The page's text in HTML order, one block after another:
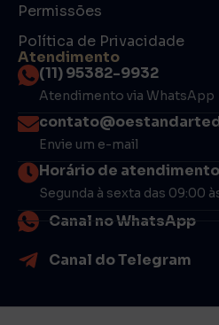
Permissões
Política de Privacidade
Atendimento
(11) 95382-9932
Atendimento via WhatsApp
Envie um e-mail
Horário de atendimento
Segunda à sexta das 09:00
Canal no WhatsApp
Canal do Telegram